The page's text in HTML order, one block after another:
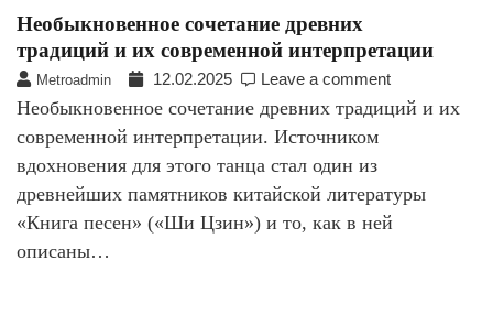
Необыкновенное сочетание древних
традиций и их современной интерпретации
Metroadmin 12.02.2025 Leave a comment
Необыкновенное сочетание древних традиций и их
современной интерпретации. Источником
вдохновения для этого танца стал один из
древнейших памятников китайской литературы
«Книга песен» («Ши Цзин») и то, как в ней
описаны…